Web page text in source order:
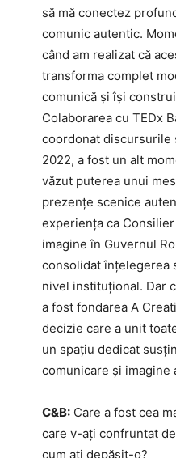
să mă conectez
comunic autentic.
când am realizat că
transforma complet
comunică și își
Colaborarea cu TEDx
coordonat discursurile
2022, a fost un alt
văzut puterea unui
prezențe scenice
experiența ca
imagine în Guvernul
consolidat înțelegerea
nivel instituțional. Dar
a fost fondarea A
decizie care a unit
un spațiu dedicat
comunicare și imagine
C&B: Care a fost cea
care v-ați confruntat
cum ați depășit-o?